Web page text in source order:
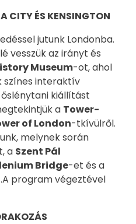
CITY ÉS KENSINGTON
jutunk Londonba.
vesszük az irányt és
Museum-ot, ahol
színes interaktív
kiállítást
a Tower-
of London-tkívülről.
melynek során
a Szent Pál
Bridge-et és a
program végeztével